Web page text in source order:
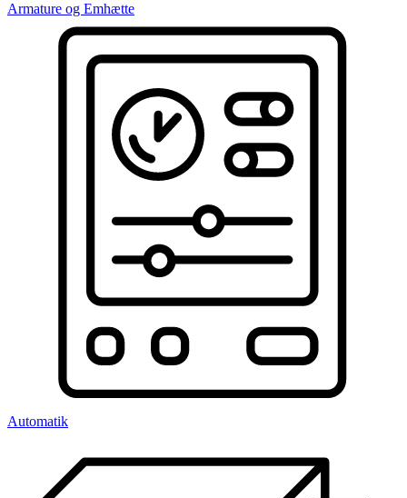
Armature og Emhætte
Automatik